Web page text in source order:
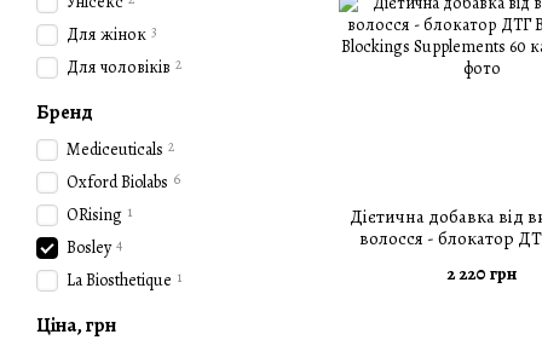
Дієтична добавка від
волосся - блокатор
капсул
2 220 грн
Для жінок 3
Для чоловіків 2
Бренд
Mediceuticals 2
Oxford Biolabs 6
ORising 1
Bosley 4
La Biosthetique 1
Ціна, грн